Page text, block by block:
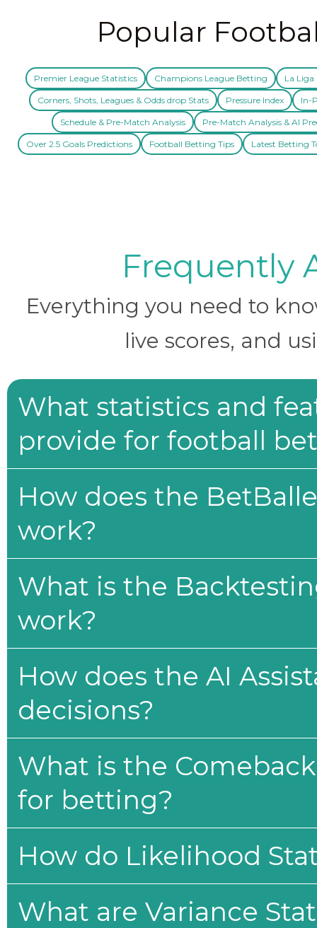
Popular
Premier League Statistics Champions League Betting La Liga
Corners, Shots, Leagues & Odds drop Stats Pressure Index In-
Schedule & Pre-Match Analysis Pre-Match Analysis & AI
Over 2.5 Goals Predictions Football Betting Tips Latest Betting
Frequently
Everything you need to
live scores, and
What statistics and
provide for football
How does the
work?
What is the
work?
How does the AI
decisions?
What is the
for betting?
How do Likelihood
What are Variance